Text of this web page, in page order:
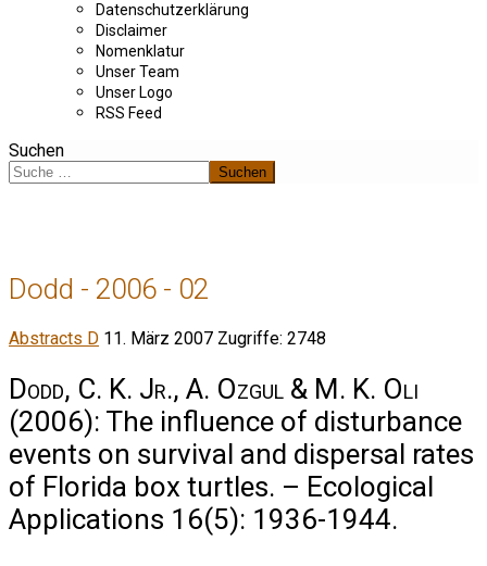
Datenschutzerklärung
Disclaimer
Nomenklatur
Unser Team
Unser Logo
RSS Feed
Suchen
Suchen
Dodd - 2006 - 02
Abstracts D 11. März 2007 Zugriffe: 2748
Dodd, C. K. Jr., A. Ozgul & M. K. Oli
(2006): The influence of disturbance
events on survival and dispersal rates
of Florida box turtles. – Ecological
Applications 16(5): 1936-1944.